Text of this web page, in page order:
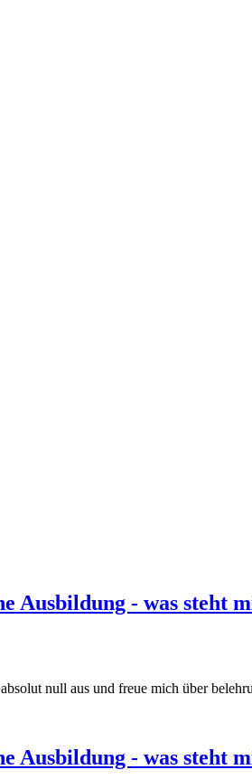
Ausbildung - was steht
null aus und freue mich über
Ausbildung - was steht